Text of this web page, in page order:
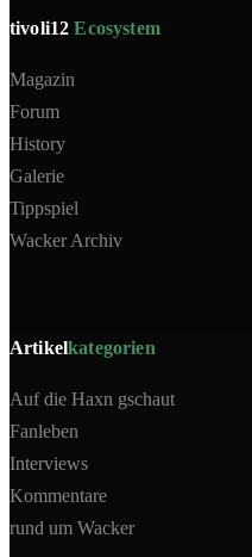
tivoli12Ecosystem
Magazin
Forum
History
Galerie
Tippspiel
Wacker Archiv
Artikelkategorien
Auf die Haxn gschaut
Fanleben
Interviews
Kommentare
rund um Wacker